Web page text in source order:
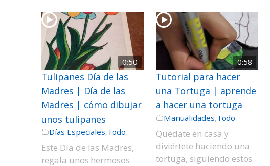
0:50
Tulipanes Día de las
Madres | Día de las
Madres | cómo dibujar
unos tulipanes
Días Especiales,Todo
Este Día de las Madres,
regala unos hermosos
0:58
Tutorial para hacer
una Tortuga | aprende
a hacer una tortuga
Manualidades,Todo
Quédate en casa y
diviértete haciendo una
tortuga, siguiendo estos